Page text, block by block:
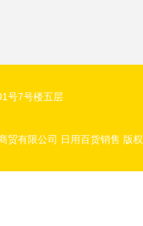
号7号楼五层
贸有限公司 日用百货销售 版